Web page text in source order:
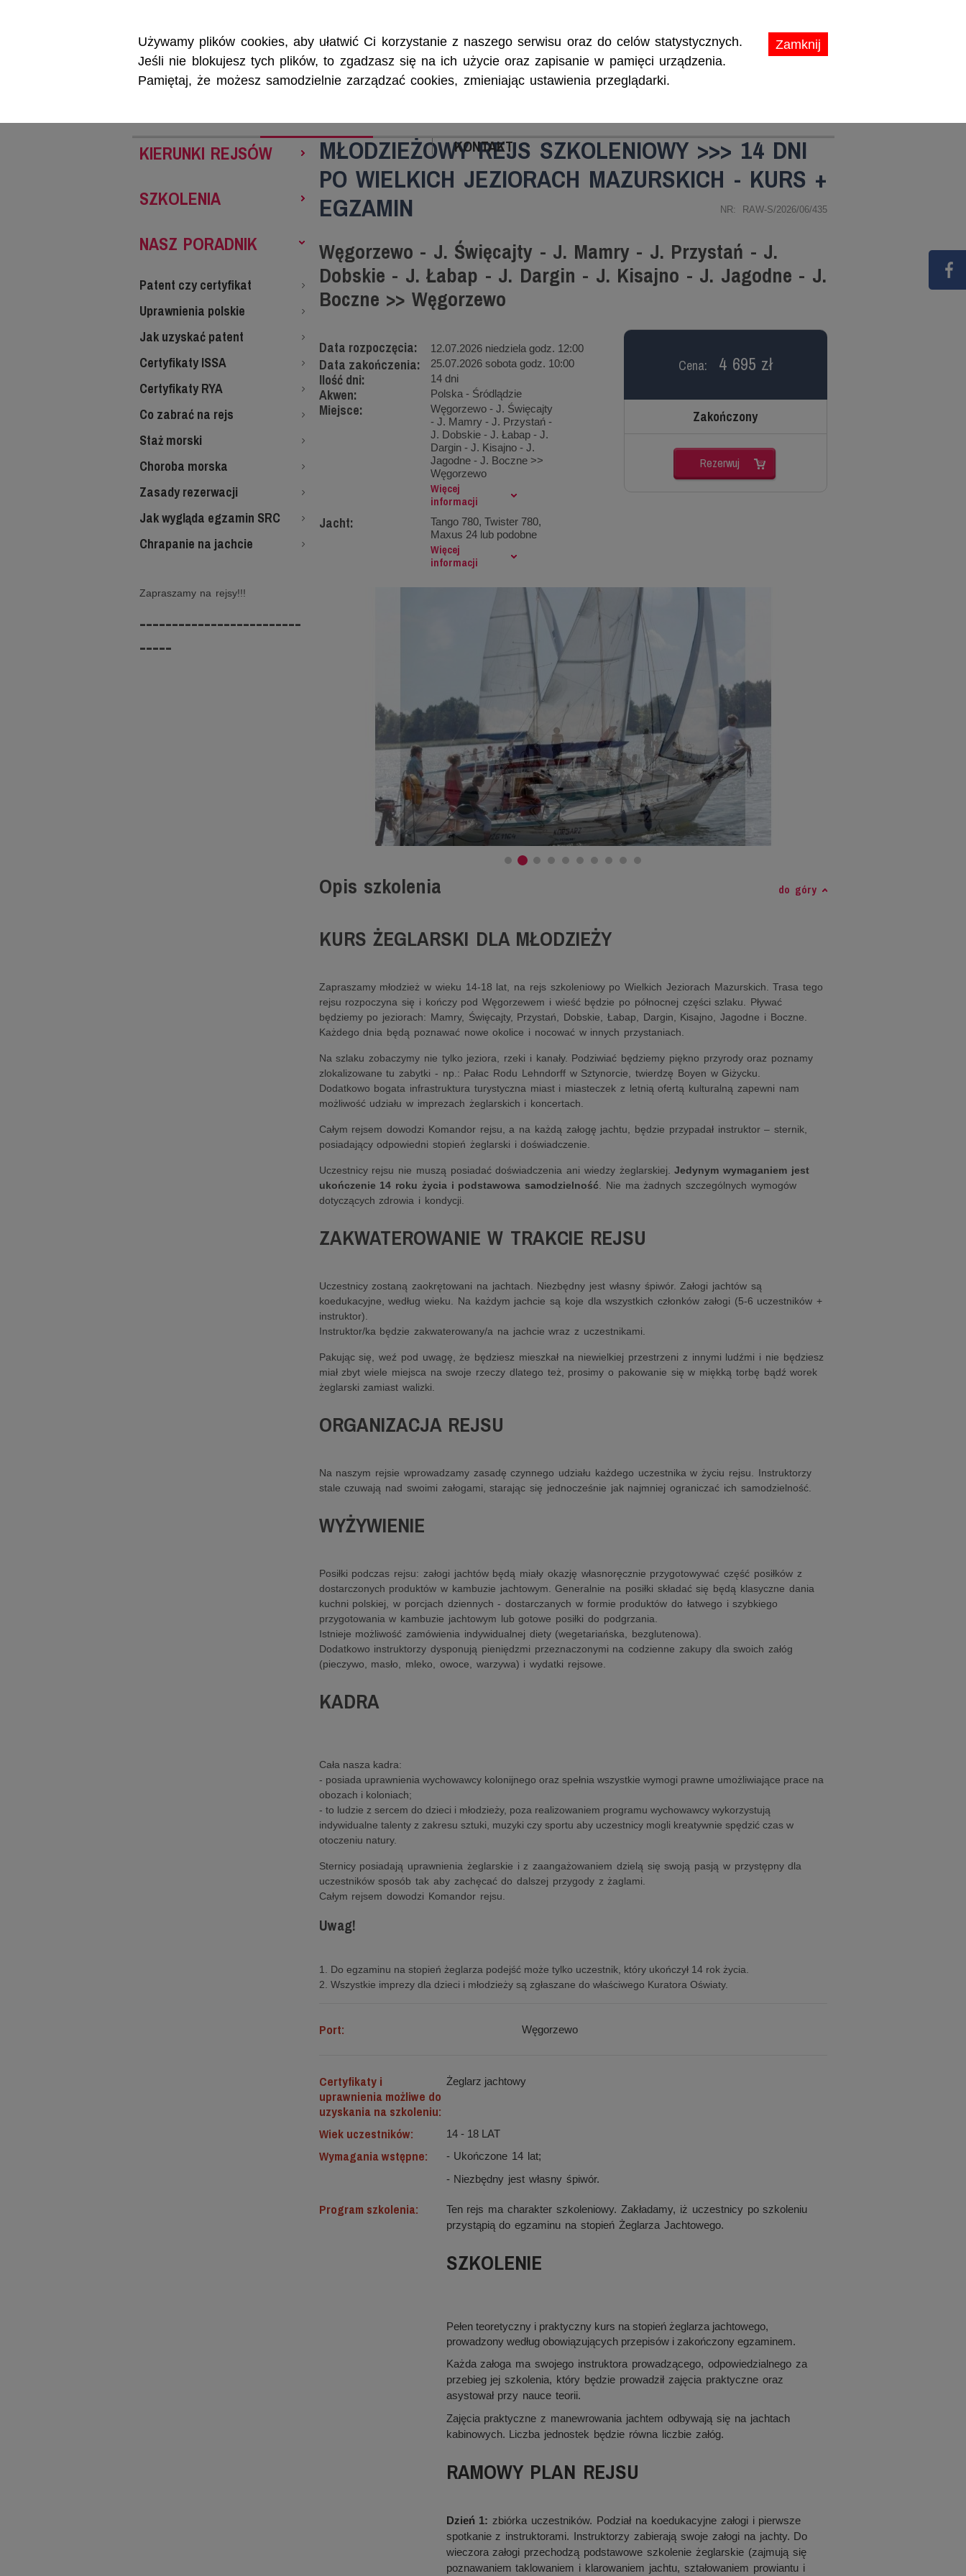
Zamknij
Używamy plików cookies, aby ułatwić Ci korzystanie z naszego serwisu oraz do celów statystycznych.
Jeśli nie blokujesz tych plików, to zgadzasz się na ich użycie oraz zapisanie w pamięci urządzenia.
Pamiętaj, że możesz samodzielnie zarządzać cookies, zmieniając ustawienia przeglądarki.
KONTAKT
Rejsy morskie i śródlądowe, szkolenia żeglarskie, patenty i certyfikaty.
MŁODZIEŻOWY REJS SZKOLENIOWY >>> 14 DNI
PO WIELKICH JEZIORACH MAZURSKICH - KURS +
EGZAMIN
NR: RAW-S/2026/06/435
Węgorzewo - J. Święcajty - J. Mamry - J. Przystań - J.
Dobskie - J. Łabap - J. Dargin - J. Kisajno - J. Jagodne - J.
Boczne >> Węgorzewo
Data rozpoczęcia: 12.07.2026 niedziela godz. 12:00
Data zakończenia: 25.07.2026 sobota godz. 10:00
Ilość dni: 14 dni
Akwen: Polska - Śródlądzie
Miejsce:
Węgorzewo - J. Święcajty
- J. Mamry - J. Przystań -
J. Dobskie - J. Łabap - J.
Dargin - J. Kisajno - J.
Jagodne - J. Boczne >>
Węgorzewo
Więcej
informacji
Jacht:
Tango 780, Twister 780,
Maxus 24 lub podobne
Więcej
informacji
Cena: 4 695 zł
Zakończony
Rezerwuj
Opis szkolenia do góry
KURS ŻEGLARSKI DLA MŁODZIEŻY
Zapraszamy młodzież w wieku 14-18 lat, na rejs szkoleniowy po Wielkich Jeziorach Mazurskich. Trasa tego
rejsu rozpoczyna się i kończy pod Węgorzewem i wieść będzie po północnej części szlaku. Pływać
będziemy po jeziorach: Mamry, Święcajty, Przystań, Dobskie, Łabap, Dargin, Kisajno, Jagodne i Boczne.
Każdego dnia będą poznawać nowe okolice i nocować w innych przystaniach.
Na szlaku zobaczymy nie tylko jeziora, rzeki i kanały. Podziwiać będziemy piękno przyrody oraz poznamy
zlokalizowane tu zabytki - np.: Pałac Rodu Lehndorff w Sztynorcie, twierdzę Boyen w Giżycku.
Dodatkowo bogata infrastruktura turystyczna miast i miasteczek z letnią ofertą kulturalną zapewni nam
możliwość udziału w imprezach żeglarskich i koncertach.
Całym rejsem dowodzi Komandor rejsu, a na każdą załogę jachtu, będzie przypadał instruktor – sternik,
posiadający odpowiedni stopień żeglarski i doświadczenie.
Uczestnicy rejsu nie muszą posiadać doświadczenia ani wiedzy żeglarskiej.Jedynym wymaganiem jest
ukończenie 14 roku życia i podstawowa samodzielność . Nie ma żadnych szczególnych wymogów
dotyczących zdrowia i kondycji.
ZAKWATEROWANIE W TRAKCIE REJSU
Uczestnicy zostaną zaokrętowani na jachtach. Niezbędny jest własny śpiwór. Załogi jachtów są
koedukacyjne, według wieku. Na każdym jachcie są koje dla wszystkich członków załogi (5-6 uczestników +
instruktor).
Instruktor/ka będzie zakwaterowany/a na jachcie wraz z uczestnikami.
Pakując się, weź pod uwagę, że będziesz mieszkał na niewielkiej przestrzeni z innymi ludźmi i nie będziesz
miał zbyt wiele miejsca na swoje rzeczy dlatego też, prosimy o pakowanie się w miękką torbę bądź worek
żeglarski zamiast walizki.
ORGANIZACJA REJSU
Na naszym rejsie wprowadzamy zasadę czynnego udziału każdego uczestnika w życiu rejsu. Instruktorzy
stale czuwają nad swoimi załogami, starając się jednocześnie jak najmniej ograniczać ich samodzielność.
WYŻYWIENIE
Posiłki podczas rejsu: załogi jachtów będą miały okazję własnoręcznie przygotowywać część posiłków z
dostarczonych produktów w kambuzie jachtowym. Generalnie na posiłki składać się będą klasyczne dania
kuchni polskiej, w porcjach dziennych - dostarczanych w formie produktów do łatwego i szybkiego
przygotowania w kambuzie jachtowym lub gotowe posiłki do podgrzania.
Istnieje możliwość zamówienia indywidualnej diety (wegetariańska, bezglutenowa).
Dodatkowo instruktorzy dysponują pieniędzmi przeznaczonymi na codzienne zakupy dla swoich załóg
(pieczywo, masło, mleko, owoce, warzywa) i wydatki rejsowe.
KADRA
Cała nasza kadra:
- posiada uprawnienia wychowawcy kolonijnego oraz spełnia wszystkie wymogi prawne umożliwiające prace na
obozach i koloniach;
- to ludzie z sercem do dzieci i młodzieży, poza realizowaniem programu wychowawcy wykorzystują
indywidualne talenty z zakresu sztuki, muzyki czy sportu aby uczestnicy mogli kreatywnie spędzić czas w
otoczeniu natury.
Sternicy posiadają uprawnienia żeglarskie i z zaangażowaniem dzielą się swoją pasją w przystępny dla
uczestników sposób tak aby zachęcać do dalszej przygody z żaglami.
Całym rejsem dowodzi Komandor rejsu.
Uwag!
1. Do egzaminu na stopień żeglarza podejść może tylko uczestnik, który ukończył 14 rok życia.
2. Wszystkie imprezy dla dzieci i młodzieży są zgłaszane do właściwego Kuratora Oświaty.
Port: Węgorzewo
Certyfikaty i
uprawnienia możliwe do
uzyskania na szkoleniu:
Żeglarz jachtowy
Wiek uczestników: 14 - 18 LAT
Wymagania wstępne:
- Ukończone 14 lat;
- Niezbędny jest własny śpiwór.
Program szkolenia:
Ten rejs ma charakter szkoleniowy. Zakładamy, iż uczestnicy po szkoleniu
przystąpią do egzaminu na stopień Żeglarza Jachtowego.
SZKOLENIE
Pełen teoretyczny i praktyczny kurs na stopień żeglarza jachtowego,
prowadzony według obowiązujących przepisów i zakończony egzaminem.
Każda załoga ma swojego instruktora prowadzącego, odpowiedzialnego za
przebieg jej szkolenia, który będzie prowadził zajęcia praktyczne oraz
asystował przy nauce teorii.
Zajęcia praktyczne z manewrowania jachtem odbywają się na jachtach
kabinowych. Liczba jednostek będzie równa liczbie załóg.
RAMOWY PLAN REJSU
Dzień 1: zbiórka uczestników. Podział na koedukacyjne załogi i pierwsze
spotkanie z instruktorami. Instruktorzy zabierają swoje załogi na jachty. Do
wieczora załogi przechodzą podstawowe szkolenie żeglarskie (zajmują się
poznawaniem taklowaniem i klarowaniem jachtu, ształowaniem prowiantu i
KIERUNKI REJSÓW
SZKOLENIA
NASZ PORADNIK
Patent czy certyfikat
Uprawnienia polskie
Jak uzyskać patent
Certyfikaty ISSA
Certyfikaty RYA
Co zabrać na rejs
Staż morski
Choroba morska
Zasady rezerwacji
Jak wygląda egzamin SRC
Chrapanie na jachcie
Zapraszamy na rejsy!!!
-------------------------
-----